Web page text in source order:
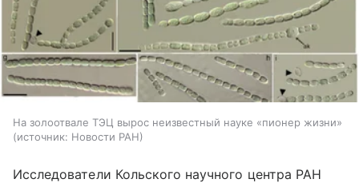
На золоотвале ТЭЦ вырос неизвестный науке «пионер жизни»
источник: Новости РАН
Исследователи Кольского научного центра РАН